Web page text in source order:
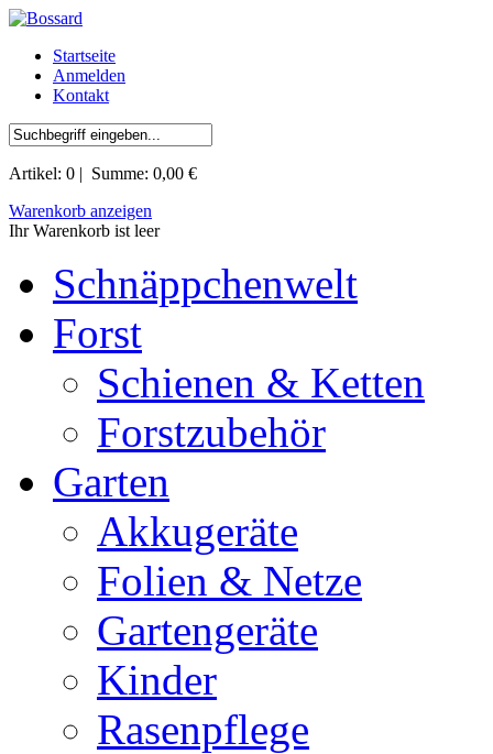
Startseite
Anmelden
Kontakt
Artikel: 0 | Summe: 0,00 €
Warenkorb anzeigen
Ihr Warenkorb ist leer
Schnäppchenwelt
Forst
Schienen & Ketten
Forstzubehör
Garten
Akkugeräte
Folien & Netze
Gartengeräte
Kinder
Rasenpflege